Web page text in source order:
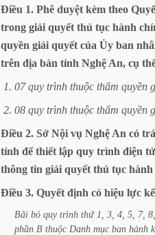
Điều 1. Phê duyệt kèm theo
trong giải quyết thủ tục hành
quyền giải quyết của Ủy ban
trên địa bàn tỉnh Nghệ An, cụ
1. 07 quy trình thuộc thẩm quyền
2. 08 quy trình thuộc thẩm quyền
Điều 2. Sở Nội vụ Nghệ An có
tỉnh để thiết lập quy trình điện tử
thông tin giải quyết thủ tục hành
Điều 3. Quyết định có hiệu lực kể
Bãi bỏ quy trình thứ 1, 3, 4, 5, 7, 8,
phần B thuộc Danh mục ban hành